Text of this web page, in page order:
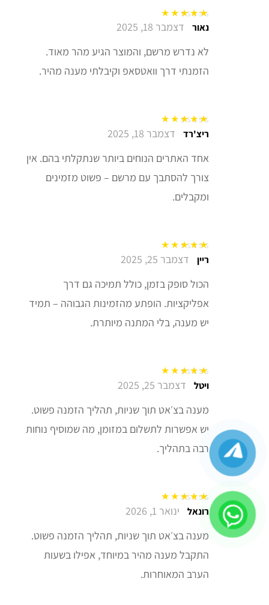
דורג5מתוך 5 נאור דצמבר 18, 2025
לא נדרש מרשם, והמוצר הגיע מהר מאוד.
הזמנתי דרך וואטסאפ וקיבלתי מענה מהיר.
דורג5מתוך 5ריצ'רד דצמבר 18, 2025
אחד האתרים הנוחים ביותר שנתקלתי בהם. אין
צורך להסתבך עם מרשם – פשוט מזמינים
ומקבלים.
דורג5 מתוך 5 ריין דצמבר 25, 2025
הכול סופק בזמן, כולל תמיכה גם דרך
אפליקציות. הופתע מהזמינות הגבוהה – תמיד
יש מענה, בלי המתנה מיותרת.
דורג5מתוך 5 ויטל דצמבר 25, 2025
מענה בצ׳אט תוך שניות, תהליך הזמנה פשוט.
יש אפשרות לתשלום במזומן, מה שמוסיף נוחות
רבה בתהליך.
דורג5מתוך 5רונאל ינואר 1, 2026
מענה בצ׳אט תוך שניות, תהליך הזמנה פשוט.
התקבל מענה מהיר במיוחד, אפילו בשעות
הערב המאוחרות.